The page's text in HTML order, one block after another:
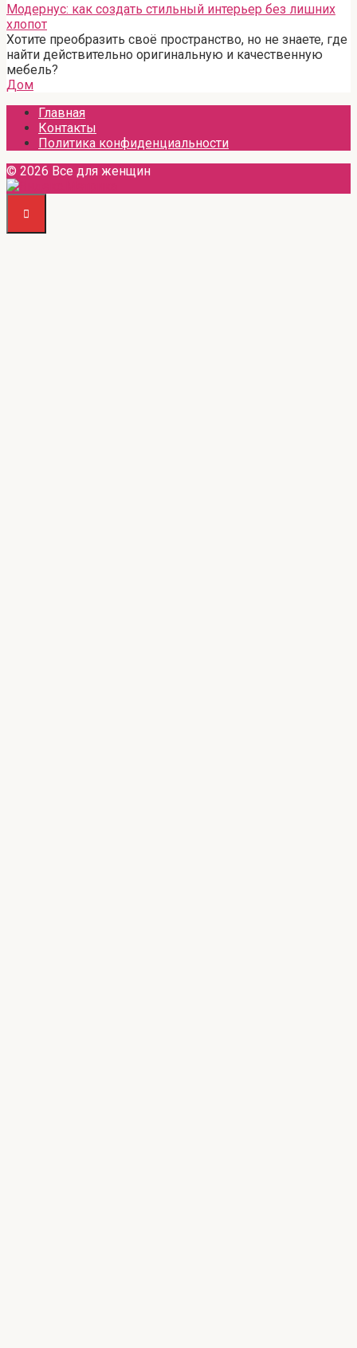
Модернус: как создать стильный интерьер без лишних
хлопот
Хотите преобразить своё пространство, но не знаете, где
найти действительно оригинальную и качественную
мебель?
Дом
Главная
Контакты
Политика конфиденциальности
© 2026 Все для женщин